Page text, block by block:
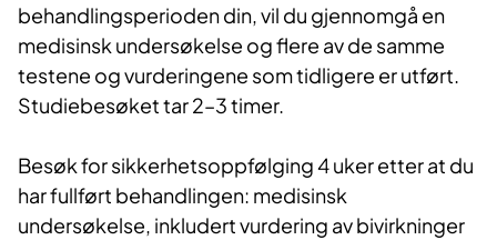
behandlingsperioden din, vil du gjennomgå en
medisinsk undersøkelse og flere av de samme
testene og vurderingene som tidligere er utført.
Studiebesøket tar 2–3 timer.
Besøk for sikkerhetsoppfølging 4 uker etter at du
har fullført behandlingen: medisinsk
undersøkelse, inkludert vurdering av bivirkninger